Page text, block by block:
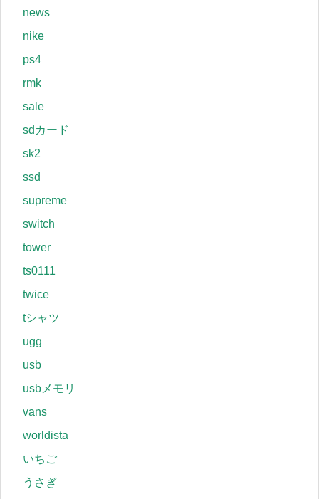
news
nike
ps4
rmk
sale
sdカード
sk2
ssd
supreme
switch
tower
ts0111
twice
tシャツ
ugg
usb
usbメモリ
vans
worldista
いちご
うさぎ